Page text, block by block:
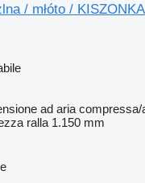
/ młóto /
ad aria
ralla 1.150 mm